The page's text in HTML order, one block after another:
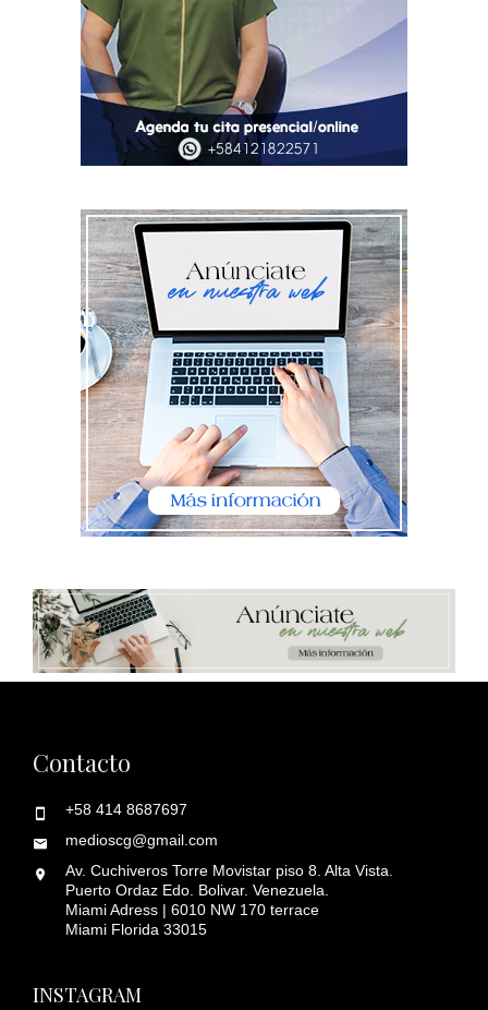
Contacto
+58 414 8687697
medioscg@gmail.com
Av. Cuchiveros Torre Movistar piso 8. Alta Vista.
Puerto Ordaz Edo. Bolivar. Venezuela.
Miami Adress | 6010 NW 170 terrace
Miami Florida 33015
INSTAGRAM